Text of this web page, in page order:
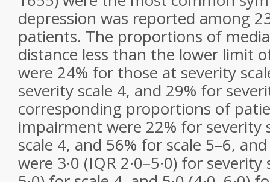
depression was reported among
patients. The proportions of
distance less than the lower limit
were 24% for those at severity
severity scale 4, and 29% for
corresponding proportions of
impairment were 22% for severity
scale 4, and 56% for scale 5–6,
were 3·0 (IQR 2·0–5·0) for severity